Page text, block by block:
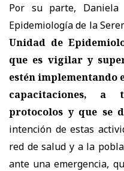
Por su parte,
Epidemiología de la
Unidad de
que es vigilar y
estén implementando
capacitaciones, a
protocolos y que se
intención de estas
red de salud y a la
ante una emergencia,